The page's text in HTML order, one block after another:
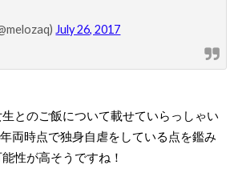
July 26, 2017
とのご飯について載せていらっしゃい
両時点で独身自虐をしている点を鑑み
性が高そうですね！